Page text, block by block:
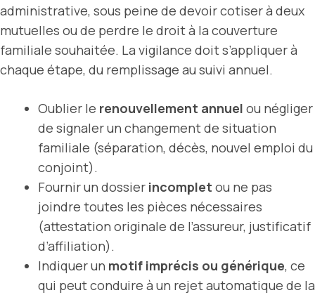
administrative, sous peine de devoir cotiser à deux
mutuelles ou de perdre le droit à la couverture
familiale souhaitée. La vigilance doit s’appliquer à
chaque étape, du remplissage au suivi annuel.
Oublier le renouvellement annuel ou négliger
de signaler un changement de situation
familiale (séparation, décès, nouvel emploi du
conjoint).
Fournir un dossier incomplet ou ne pas
joindre toutes les pièces nécessaires
(attestation originale de l’assureur, justificatif
d’affiliation).
Indiquer un motif imprécis ou générique, ce
qui peut conduire à un rejet automatique de la